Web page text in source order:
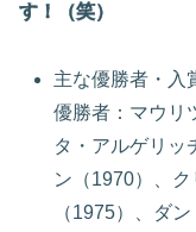
す！（笑）
主な優勝者・入
優勝者：マウリ
タ・アルゲリッ
ン（1970）、
（1975）、ダ